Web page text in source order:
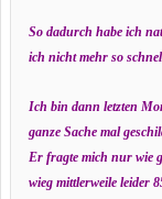
So dadurch habe ich
ich nicht mehr so
Ich bin dann letzten
ganze Sache mal
Er fragte mich nur wie
wieg mittlerweile leider